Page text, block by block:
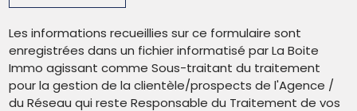
Les informations recueillies sur ce formulaire sont
enregistrées dans un fichier informatisé par La Boite
Immo agissant comme Sous-traitant du traitement
pour la gestion de la clientèle/prospects de l'Agence /
du Réseau qui reste Responsable du Traitement de vos